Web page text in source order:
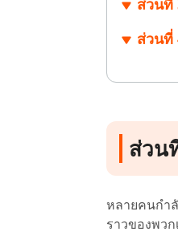
ส่วนที่
ส่วนที่
ส่วน
หลายคนกำ
ราวของพว